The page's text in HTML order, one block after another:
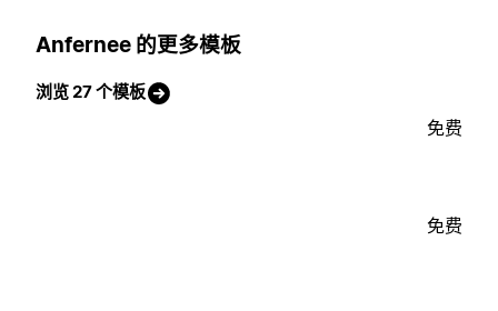
Anfernee 的更多模板
浏览 27 个模板
免费
免费